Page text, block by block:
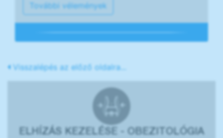
További vélemények
Visszalépés az előző oldalra...
ELHÍZÁS KEZELÉSE - OBEZITOLÓGIA